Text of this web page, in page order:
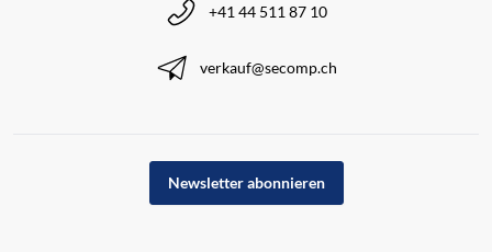
+41 44 511 87 10
verkauf@secomp.ch
Newsletter abonnieren